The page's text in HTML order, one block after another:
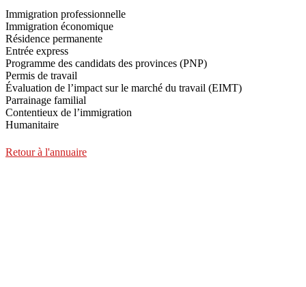
Immigration professionnelle
Immigration économique
Résidence permanente
Entrée express
Programme des candidats des provinces (PNP)
Permis de travail
Évaluation de l’impact sur le marché du travail (EIMT)
Parrainage familial
Contentieux de l’immigration
Humanitaire
Retour à l'annuaire